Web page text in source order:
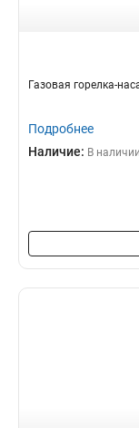
Газовая горелка-
Подробнее
Наличие: В наличии